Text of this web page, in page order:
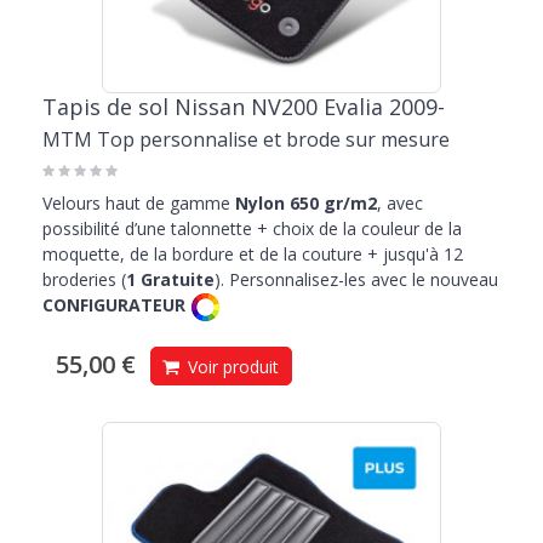
Tapis de sol Nissan NV200 Evalia 2009-
MTM Top personnalise et brode sur mesure
Velours haut de gamme Nylon 650 gr/m2, avec
possibilité d’une talonnette + choix de la couleur de la
moquette, de la bordure et de la couture + jusqu'à 12
broderies (1 Gratuite). Personnalisez-les avec le nouveau
CONFIGURATEUR
55,00 € Voir produit